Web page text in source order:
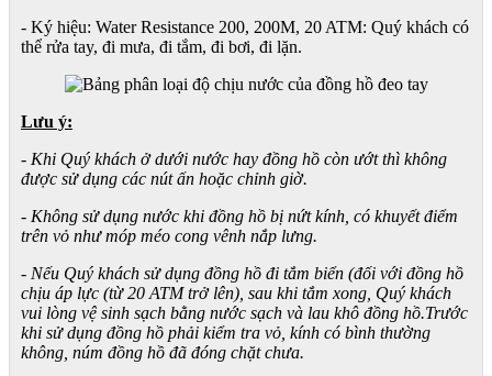
- Ký hiệu: Water Resistance 200, 200M, 20 ATM: Quý khách có
thể rửa tay, đi mưa, đi tắm, đi bơi, đi lặn.
Lưu ý:
- Khi Quý khách ở dưới nước hay đồng hồ còn ướt thì không
được sử dụng các nút ấn hoặc chỉnh giờ.
- Không sử dụng nước khi đồng hồ bị nứt kính, có khuyết điểm
trên vỏ như móp méo cong vênh nắp lưng.
- Nếu Quý khách sử dụng đồng hồ đi tắm biển (đối với đồng hồ
chịu áp lực (từ 20 ATM trở lên), sau khi tắm xong, Quý khách
vui lòng vệ sinh sạch bằng nước sạch và lau khô đồng hồ.Trước
khi sử dụng đồng hồ phải kiểm tra vỏ, kính có bình thường
không, núm đồng hồ đã đóng chặt chưa.